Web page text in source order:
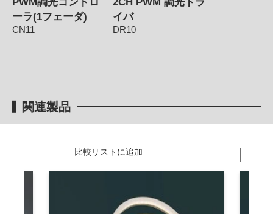
ーラ(1フェーダ)
CN11
イバ
DR10
関連製品
比較リストに追加